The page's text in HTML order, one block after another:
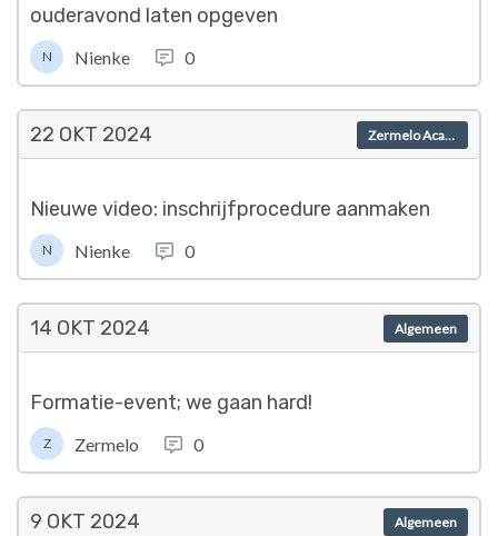
ouderavond laten opgeven
N Nienke 0
22 OKT 2024
Nieuwe video: inschrijfprocedure aanmaken
N Nienke 0
Zermelo Academy
14 OKT 2024
Formatie-event; we gaan hard!
Z Zermelo 0
Algemeen
9 OKT 2024 Algemeen